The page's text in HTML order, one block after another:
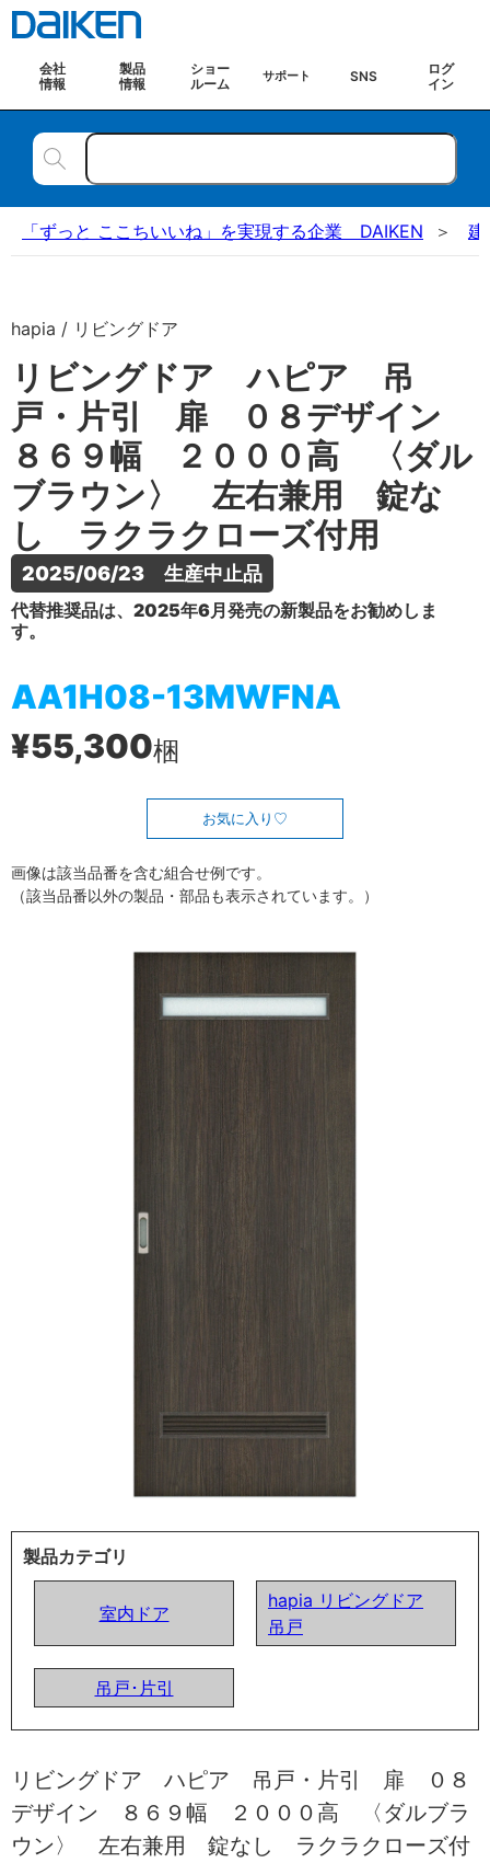
会社
情報
製品
情報
ショー
ルーム
サポート SNS
ログ
イン
「ずっと ここちいいね」を実現する企業 DAIKEN 建
hapia / リビングドア
リビングドア ハピア 吊
戸・片引 扉 ０８デザイン
８６９幅 ２０００高 〈ダル
ブラウン〉 左右兼用 錠な
し ラクラクローズ付用
2025/06/23　生産中止品
代替推奨品は、2025年6月発売の新製品をお勧めしま
す。
AA1H08-13MWFNA
¥55,300梱
お気に入り
画像は該当品番を含む組合せ例です。
（該当品番以外の製品・部品も表示されています。）
製品カテゴリ
室内ドア
hapia リビングドア
吊戸
吊戸･片引
リビングドア ハピア 吊戸・片引 扉 ０８
デザイン ８６９幅 ２０００高 〈ダルブラ
ウン〉 左右兼用 錠なし ラクラクローズ付